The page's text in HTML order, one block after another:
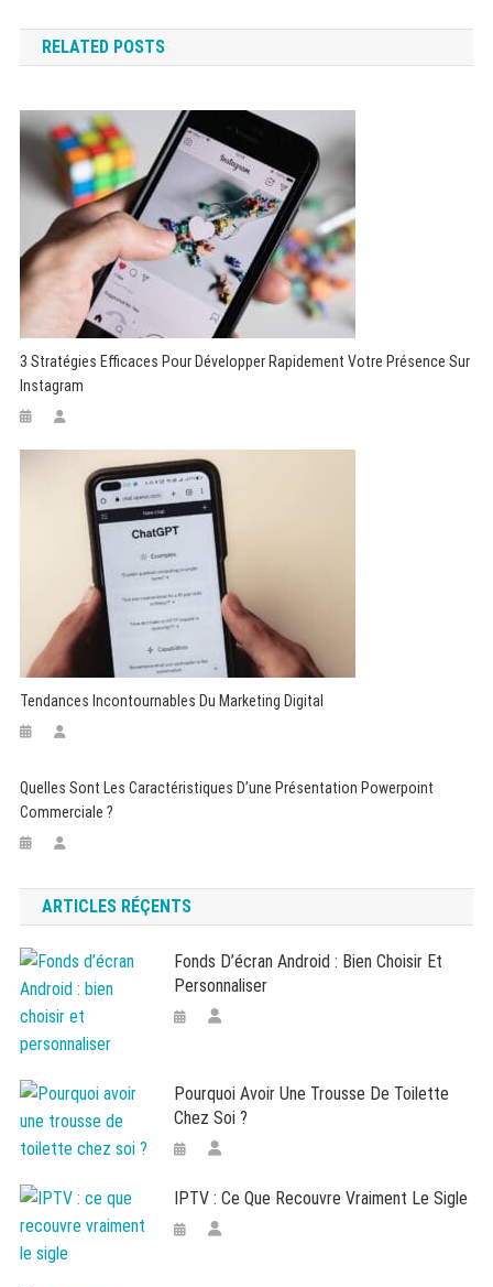
de
l’article
RELATED POSTS
3 Stratégies Efficaces Pour Développer Rapidement Votre Présence Sur
Instagram
Tendances Incontournables Du Marketing Digital
Quelles Sont Les Caractéristiques D’une Présentation Powerpoint
Commerciale ?
ARTICLES RÉÇENTS
Fonds D’écran Android : Bien Choisir Et
Personnaliser
Pourquoi Avoir Une Trousse De Toilette
Chez Soi ?
IPTV : Ce Que Recouvre Vraiment Le Sigle